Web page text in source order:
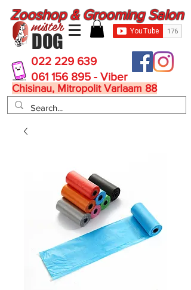
DOG
mister
Zooshop & Grooming Salon
022 229 639
061 156 895 - Viber
Chisinau, Mitropolit Varlaam 88